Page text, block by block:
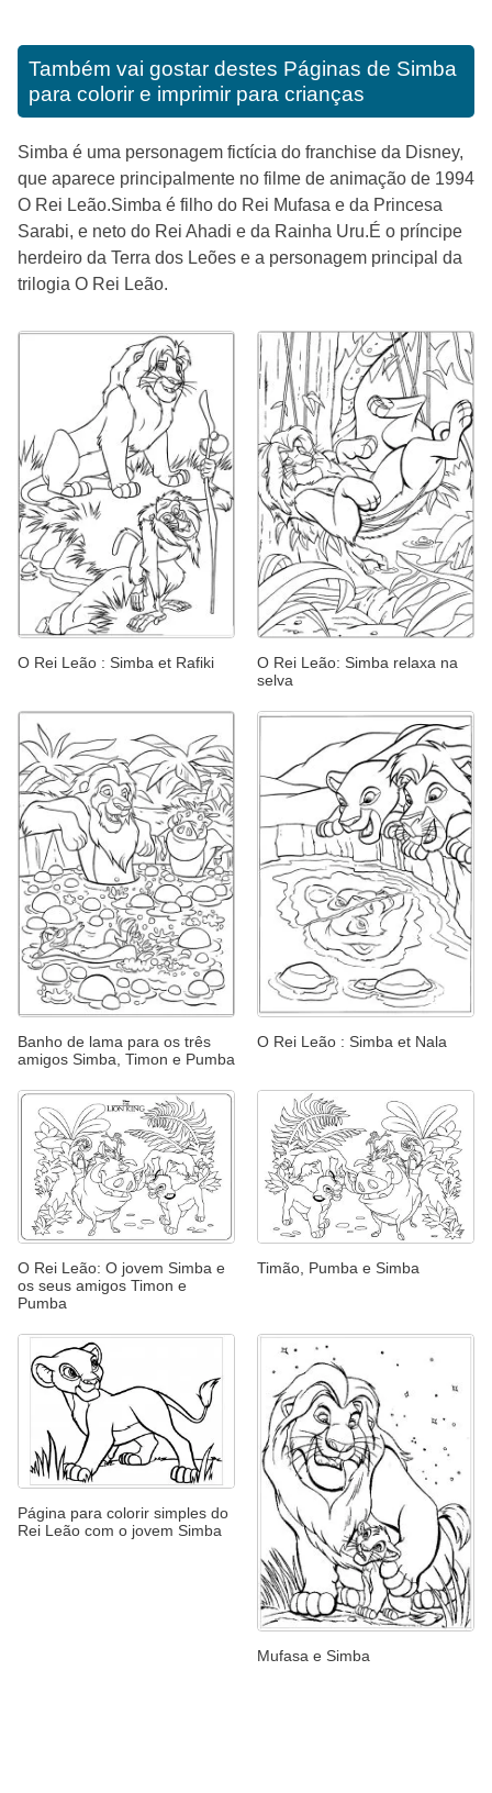
Também vai gostar destes Páginas de Simba
para colorir e imprimir para crianças
Simba é uma personagem fictícia do franchise da Disney,
que aparece principalmente no filme de animação de 1994
O Rei Leão.Simba é filho do Rei Mufasa e da Princesa
Sarabi, e neto do Rei Ahadi e da Rainha Uru.É o príncipe
herdeiro da Terra dos Leões e a personagem principal da
trilogia O Rei Leão.
O Rei Leão : Simba et Rafiki
O Rei Leão: Simba relaxa na
selva
Banho de lama para os três
amigos Simba, Timon e Pumba
O Rei Leão : Simba et Nala
O Rei Leão: O jovem Simba e
os seus amigos Timon e
Pumba
Timão, Pumba e Simba
Página para colorir simples do
Rei Leão com o jovem Simba
Mufasa e Simba